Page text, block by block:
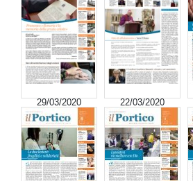
29/03/2020 22/03/2020